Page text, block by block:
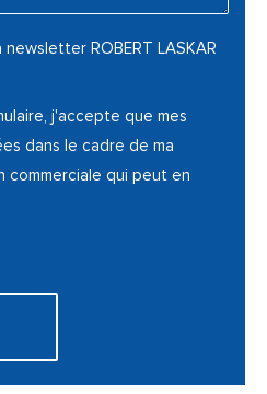
ROBERT LASKAR
j'accepte que mes
dans le cadre de ma
commerciale qui peut en